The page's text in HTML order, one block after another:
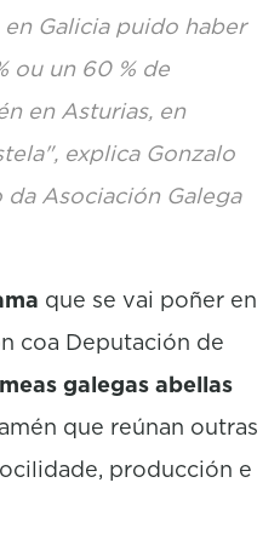
en Galicia puido haber
ou un 60 % de
en Asturias, en
explica Gonzalo
Asociación Galega
que se vai poñer en
coa Deputación de
galegas abellas
que reúnan outras
producción e